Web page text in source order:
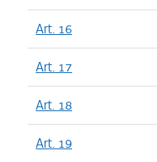
Art. 16
Art. 17
Art. 18
Art. 19